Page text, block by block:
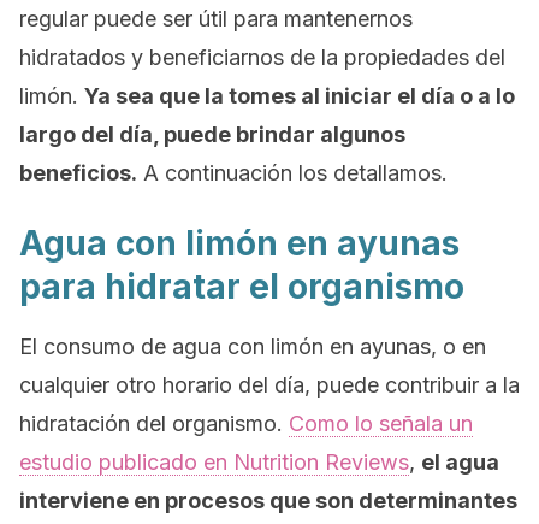
regular puede ser útil para mantenernos
hidratados y beneficiarnos de la propiedades del
limón. Ya sea que la tomes al iniciar el día o a lo
largo del día, puede brindar algunos
beneficios. A continuación los detallamos.
Agua con limón en ayunas
para hidratar el organismo
El consumo de agua con limón en ayunas, o en
cualquier otro horario del día, puede contribuir a la
hidratación del organismo. Como lo señala un
estudio publicado en Nutrition Reviews, el agua
interviene en procesos que son determinantes